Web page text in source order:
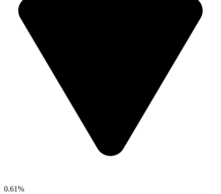
0.61%